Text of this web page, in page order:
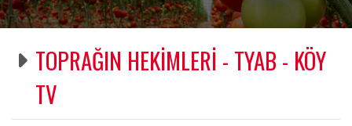
TOPRAĞIN HEKİMLERİ - TYAB - KÖY
TV